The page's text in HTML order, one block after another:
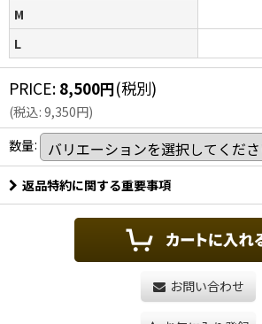
M
L
PRICE: 8,500円(税別)
(税込: 9,350円)
数量:
返品特約に関する重要事項
お問い合わせ